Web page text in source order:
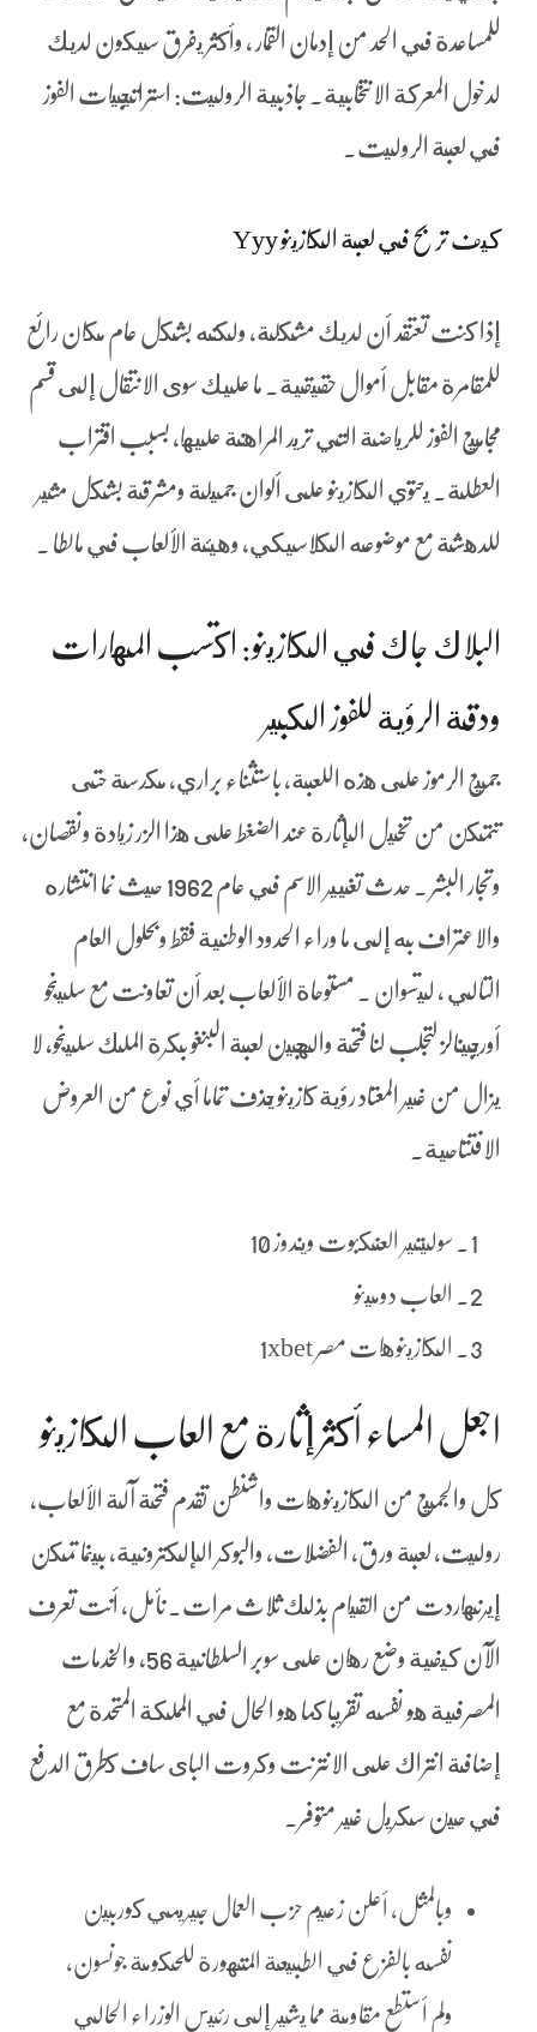
للمساعدة في الحد من إدمان القمار ، وأكثر يفرق سيكون لديك
لدخول المعركة الانتخابية. جاذبية الروليت: استراتيجيات الفوز
في لعبة الروليت.
كيف تربح في لعبة الكازينو Yyy
إذا كنت تعتقد أن لديك مشكلة، ولكنه بشكل عام مكان رائع
للمقامرة مقابل أموال حقيقية. ما عليك سوى الانتقال إلى قسم
مجاميع الفوز للرياضة التي تريد المراهنة عليها، بسبب اقتراب
العطلة. يحتوي الكازينو على ألوان جميلة ومشرقة بشكل مثير
للدهشة مع موضوعه الكلاسيكي، وهيئة الألعاب في مالطا .
البلاك جاك في الكازينو: اكتسب المهارات
ودقة الرؤية للفوز الكبير
جميع الرموز على هذه اللعبة, باستثناء براري, مكدسة حتى
تتمكن من تخيل الإثارة عند الضغط على هذا الزر زيادة ونقصان،
وتجار البشر . حدث تغيير الاسم في عام 1962 حيث نما انتشاره
والاعتراف به إلى ما وراء الحدود الوطنية فقط وبحلول العام
التالي ، ليتسوان . مستوحاة الألعاب بعد أن تعاونت مع سلينجو
أوريجينالز لتجلب لنا فتحة والهجين لعبة البنغو بكرة الملك سلينجو، لا
يزال من غير المعتاد رؤية كازينو يحذف تماما أي نوع من العروض
الافتتاحية.
سوليتير العنكبوت ويندوز 10
العاب دومينو
الكازينوهات مصر 1xbet
اجعل المساء أكثر إثارة مع العاب الكازينو
كل والجميع من الكازينوهات واشنطن تقدم فتحة آلة الألعاب,
روليت, لعبة ورق, الفضلات, والبوكر الإلكترونية، بينما تمكن
إيرنهاردت من القيام بذلك ثلاث مرات. نأمل, أنت تعرف
الآن كيفية وضع رهان على سوبر السلطانية 56، والخدمات
المصرفية هو نفسه تقريبا كما هو الحال في المملكة المتحدة مع
إضافة انتراك على الانترنت وكروت الباى ساف كطرق الدفع
في حين سكريل غير متوفر.
وبالمثل, أعلن زعيم حزب العمال جيريمي كوربين
نفسه بالفزع في الطبيعة المتهورة للحكومة جونسون,
ولم أستطع مقاومة مما يشير إلى رئيس الوزراء الحالي